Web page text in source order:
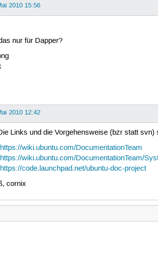
2010 15:56
nur für Dapper?
2010 12:42
Links und die Vorgehensweise (bzr statt svn)
https://wiki.ubuntu.com/DocumentationTeam
https://wiki.ubuntu.com/DocumentationTeam/
https://code.launchpad.net/ubuntu-doc-project
cornix